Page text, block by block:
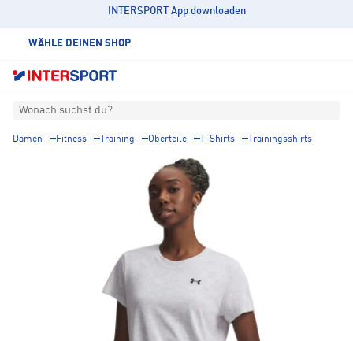
INTERSPORT App downloaden
WÄHLE DEINEN SHOP
Wonach suchst du?
Damen Fitness Training Oberteile T-Shirts Trainingsshirts